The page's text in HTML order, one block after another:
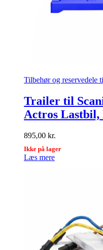
Tilbehør og reservedele
Trailer til
Actros Lastbil,
895,00 kr.
Ikke på lager
Læs mere